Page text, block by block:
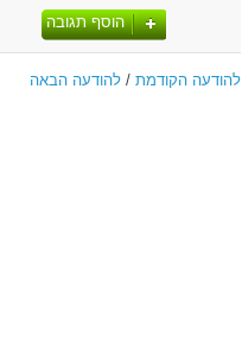
הוסף תגובה
להודעה הקודמת / להודעה הבאה